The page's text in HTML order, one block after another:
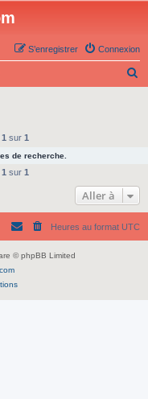
Connexion
S’enregistrer
c
e
1 sur 1
de recherche.
1 sur 1
Aller à
Heures au format UTC
© phpBB Limited